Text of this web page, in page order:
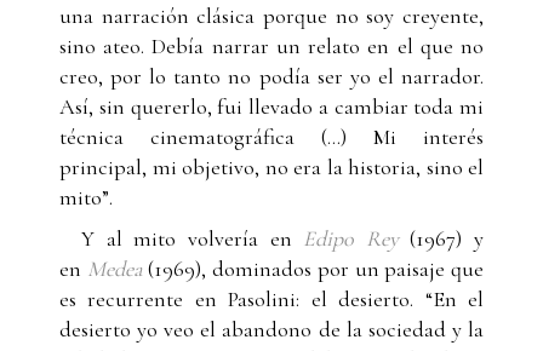
una narración clásica porque no soy creyente,
sino ateo. Debía narrar un relato en el que no
creo, por lo tanto no podía ser yo el narrador.
Así, sin quererlo, fui llevado a cambiar toda mi
técnica cinematográfica (…) Mi interés
principal, mi objetivo, no era la historia, sino el
mito”.
Y al mito volvería en Edipo Rey(1967) y
en Medea (1969), dominados por un paisaje que
es recurrente en Pasolini: el desierto. “En el
desierto yo veo el abandono de la sociedad y la